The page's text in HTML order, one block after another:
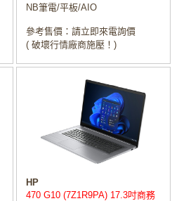
NB筆電/平板/AIO
參考售價：請立即來電詢價
( 破壞行情廠商施壓！)
HP
470 G10 (7Z1R9PA) 17.3吋商務